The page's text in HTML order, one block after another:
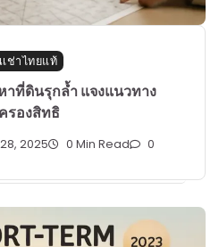
ช่าไทยแท้
ที่ดินรุกล้ำ แจงแนวทาง
รองสิทธิ
2025 0 Min Read 0